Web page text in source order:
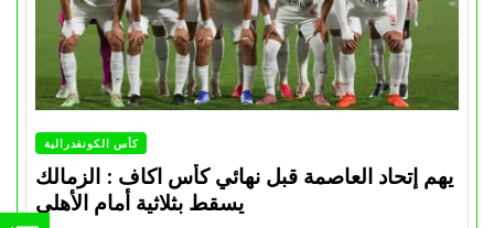
كأس الكونفدرالية
يهم إتحاد العاصمة قبل نهائي كأس اكاف : الزمالك